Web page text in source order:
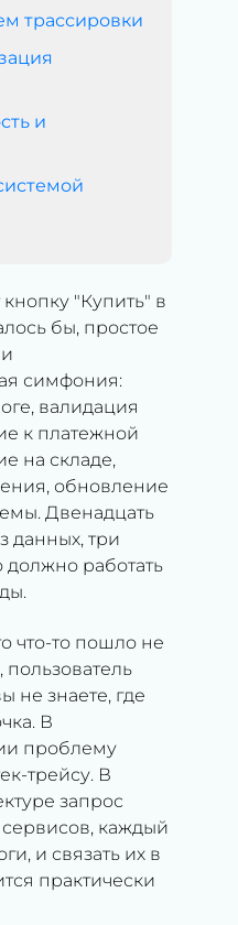
трассировки
и
"Купить" в
бы, простое
симфония:
валидация
к платежной
на складе,
обновление
Двенадцать
данных, три
работать
что-то пошло не
пользователь
не знаете, где
В
проблему
трейсу. В
запрос
сервисов, каждый
и связать их в
практически